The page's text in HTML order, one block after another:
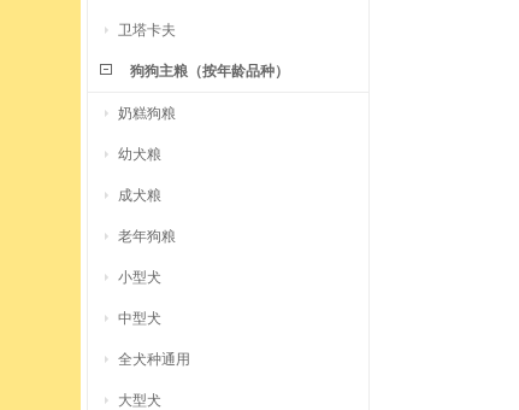
卫塔卡夫
狗狗主粮（按年龄品种）
奶糕狗粮
幼犬粮
成犬粮
老年狗粮
小型犬
中型犬
全犬种通用
大型犬